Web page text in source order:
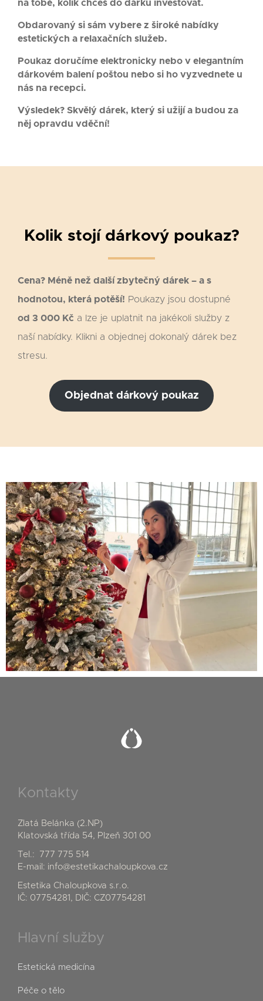
na tobě, kolik chceš do dárku investovat.
Obdarovaný si sám vybere z široké nabídky
estetických a relaxačních služeb.
Poukaz doručíme elektronicky nebo v elegantním
dárkovém balení poštou nebo si ho vyzvednete u
nás na recepci.
Výsledek? Skvělý dárek, který si užijí a budou za
něj opravdu vděční!
Kolik stojí dárkový poukaz?
Cena? Méně než další zbytečný dárek – a s
hodnotou, která potěší! Poukazy jsou dostupné
od 3 000 Kč a lze je uplatnit na jakékoli služby z
naší nabídky. Klikni a objednej dokonalý dárek bez
stresu.
Objednat dárkový poukaz
Kontakty
Zlatá Belánka (2.NP)
Klatovská třída 54, Plzeň 301 00
Tel.:
777 775 514
E-mail: info@estetikachaloupkova.cz
Estetika Chaloupkova s.r.o.
IČ: 07754281, DIČ: CZ07754281
Hlavní služby
Estetická medicína
Péče o tělo